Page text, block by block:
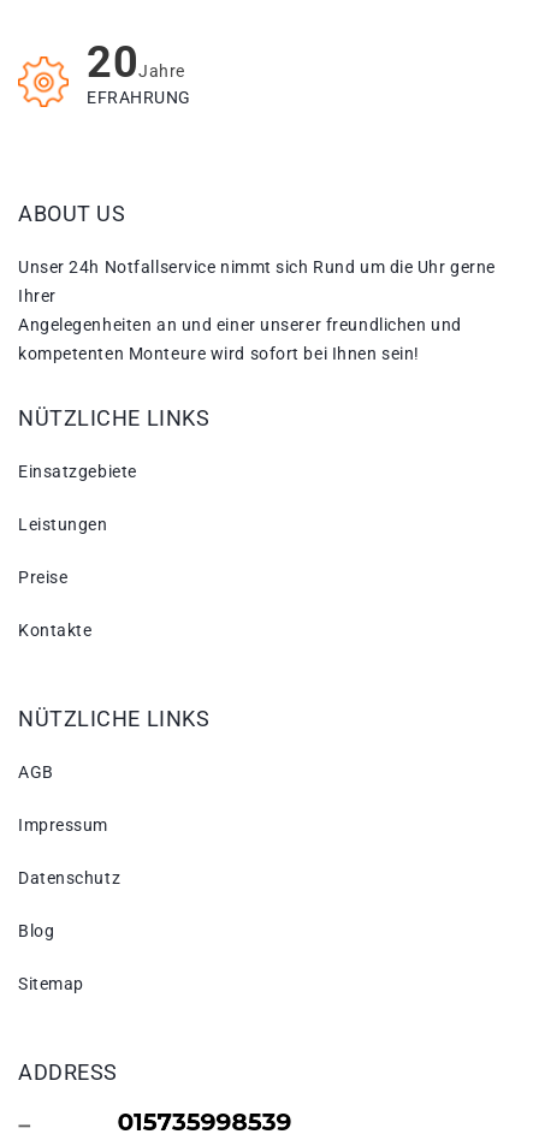
20Jahre
EFRAHRUNG
ABOUT US
Unser 24h Notfallservice nimmt sich Rund um die Uhr gerne
Ihrer
Angelegenheiten an und einer unserer freundlichen und
kompetenten Monteure wird sofort bei Ihnen sein!
NÜTZLICHE LINKS
Einsatzgebiete
Leistungen
Preise
Kontakte
NÜTZLICHE LINKS
AGB
Impressum
Datenschutz
Blog
Sitemap
ADDRESS